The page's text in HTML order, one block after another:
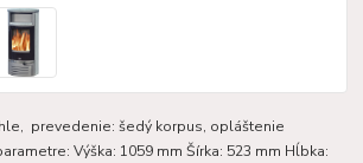
prevedenie: šedý korpus, opláštenie
Výška: 1059 mm Šírka: 523 mm Hĺbka: